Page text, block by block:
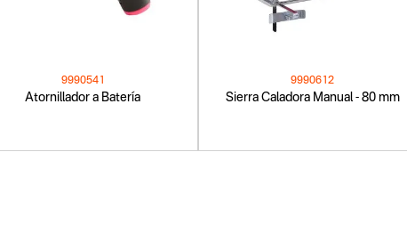
Atornillador a Batería
9990541
Sierra Caladora Manual - 80 mm
9990612